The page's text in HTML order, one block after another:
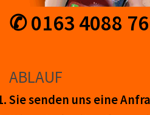
✆ 0163 4088
ABLAUF
Sie senden uns eine